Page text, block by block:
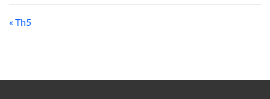
« Th5